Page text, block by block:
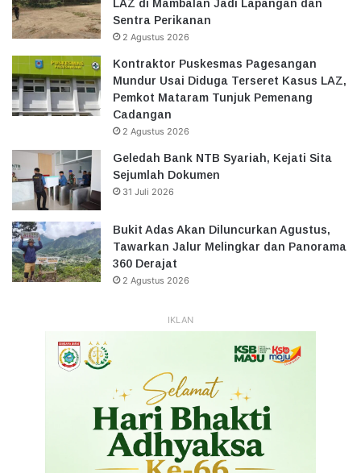
LAZ di Mambalan Jadi Lapangan dan
Sentra Perikanan
2 Agustus 2026
Kontraktor Puskesmas Pagesangan
Mundur Usai Diduga Terseret Kasus LAZ,
Pemkot Mataram Tunjuk Pemenang
Cadangan
2 Agustus 2026
Geledah Bank NTB Syariah, Kejati Sita
Sejumlah Dokumen
31 Juli 2026
Bukit Adas Akan Diluncurkan Agustus,
Tawarkan Jalur Melingkar dan Panorama
360 Derajat
2 Agustus 2026
IKLAN